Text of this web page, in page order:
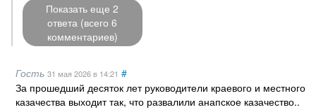
Показать еще 2
ответа (всего 6
комментариев)
Гость 31 мая 2026в 14:21 #
За прошедший десяток лет руководители краевого и местного
казачества выходит так, что развалили анапское казачество..